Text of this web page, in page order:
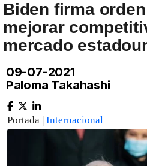
Biden firma
mejorar
mercado
09-07-2021
Paloma Takahashi
Portada | Internacional